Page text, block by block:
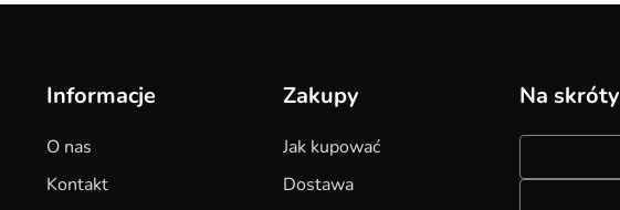
Informacje
O nas
Kontakt
Zakupy
Jak kupować
Dostawa
Na skróty